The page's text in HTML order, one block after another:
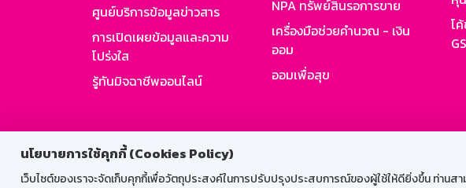
นโยบายการใช้คุกกี้ (Cookies Policy)
เว็บไซต์ของเราจะจัดเก็บคุกกี้เพื่อวัตถุประสงค์ในการปรับปรุงประสบการณ์ของผู้ใช้ให้ดียิ่งขึ้น ท่านส
ศูนย์บริการข้อมูลข่าวสาร
การเปิดเผยข้อมูลและความ
โปร่งใส
รู้ทันมิจฉาชีพออนไลน์
NPA ทรัพย์สินรอการขาย
เครื่องมือช่วยคำนวณ - เงิน
ออม
ออมเพื่อสุข
โ